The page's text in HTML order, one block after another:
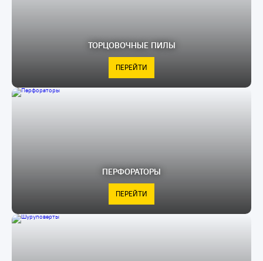
ТОРЦОВОЧНЫЕ ПИЛЫ
ПЕРЕЙТИ
ПЕРФОРАТОРЫ
ПЕРЕЙТИ